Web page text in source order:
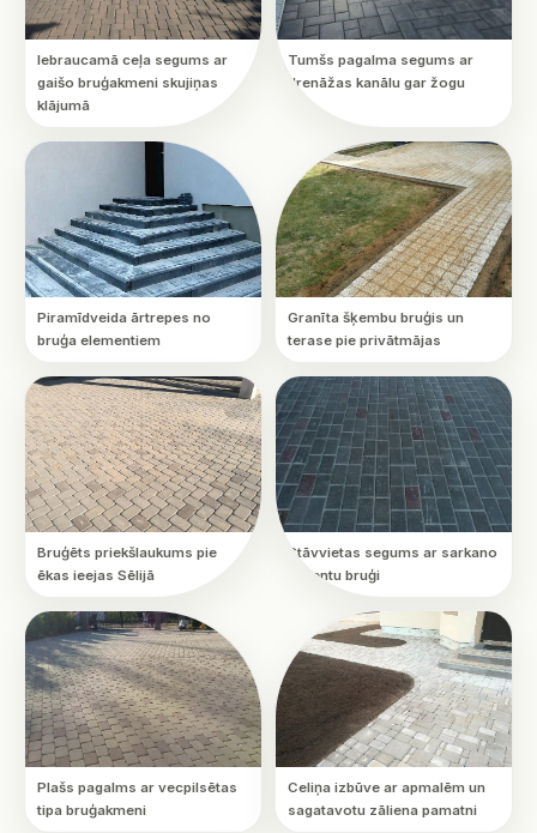
Iebraucamā ceļa segums ar
gaišo bruģakmeni skujiņas
klājumā
Tumšs pagalma segums ar
drenāžas kanālu gar žogu
Piramīdveida ārtrepes no
bruģa elementiem
Granīta šķembu bruģis un
terase pie privātmājas
Bruģēts priekšlaukums pie
ēkas ieejas Sēlijā
Stāvvietas segums ar sarkano
akcentu bruģi
Plašs pagalms ar vecpilsētas
tipa bruģakmeni
Celiņa izbūve ar apmalēm un
sagatavotu zāliena pamatni